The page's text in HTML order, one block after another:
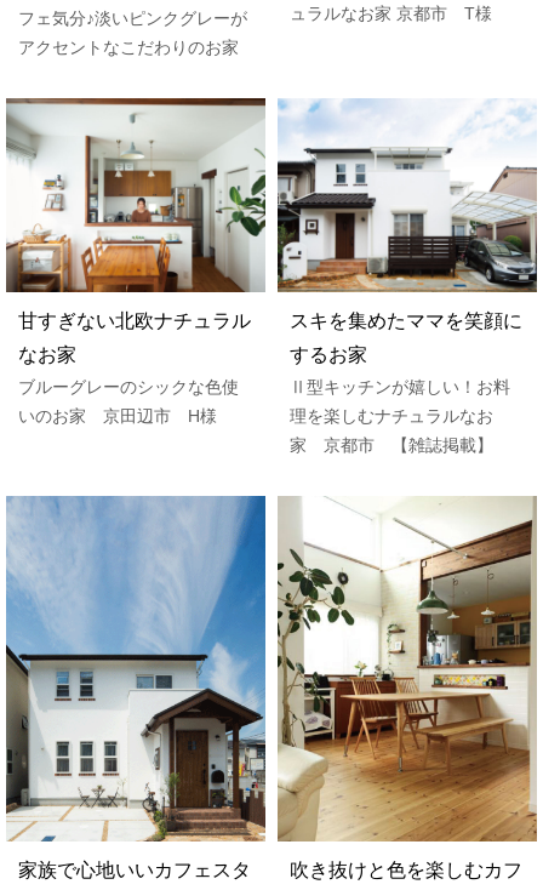
フェ気分♪淡いピンクグレーが
アクセントなこだわりのお家
ュラルなお家 京都市 T様
甘すぎない北欧ナチュラル
なお家
ブルーグレーのシックな色使
いのお家 京田辺市 H様
スキを集めたママを笑顔に
するお家
Ⅱ型キッチンが嬉しい！お料
理を楽しむナチュラルなお
家 京都市 【雑誌掲載】
家族で心地いいカフェスタ
吹き抜けと色を楽しむカフ